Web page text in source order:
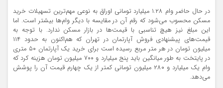
در حال حاضر وام ۱.۲۸ میلیارد تومانی اوراق به نوعی مهم‌ترین تسهیلات خرید
مسکن محسوب می‌شود که رقم آن در مقایسه با دیگر وام‌ها بیشتر است. اما
این مبلغ نیز هیچ تناسبی با قیمت‌ها در بازار مسکن ندارد. با توجه به
قیمت‌های پیشنهادی فروش آپارتمان در تهران که هم‌اکنون به حدود ۱۱۴
میلیون تومان در هر متر مربع رسیده است برای خرید یک آپارتمان ۵۰ متری
در پایتخت به طور میانگین باید پنج میلیارد و ۷۰۰ میلیون تومان هزینه کرد که
وام یک میلیارد و ۲۸۰ میلیون تومانی کمتر از یک چهارم قیمت آن را پوشش
می‌دهد.